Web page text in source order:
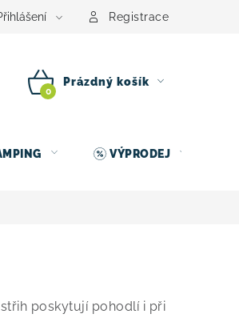
nosičů kol KontaktRegistrace
NÁKUPNÍ
Prázdný košík
VÝPRODEJ
poskytují pohodlí i při